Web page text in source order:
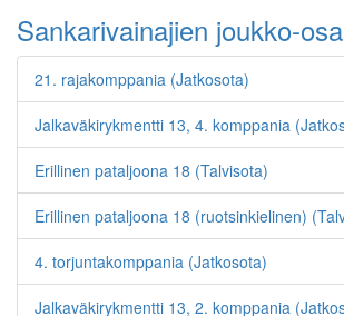
24, 1.
Sankarivainajien joukko-
21. rajakomppania (Jatkosota)
Jalkaväkirykmentti 13, 4. komppania
Erillinen pataljoona 18 (Talvisota)
Erillinen pataljoona 18 (ruotsinkielinen)
4. torjuntakomppania (Jatkosota)
Jalkaväkirykmentti 13, 2. komppania